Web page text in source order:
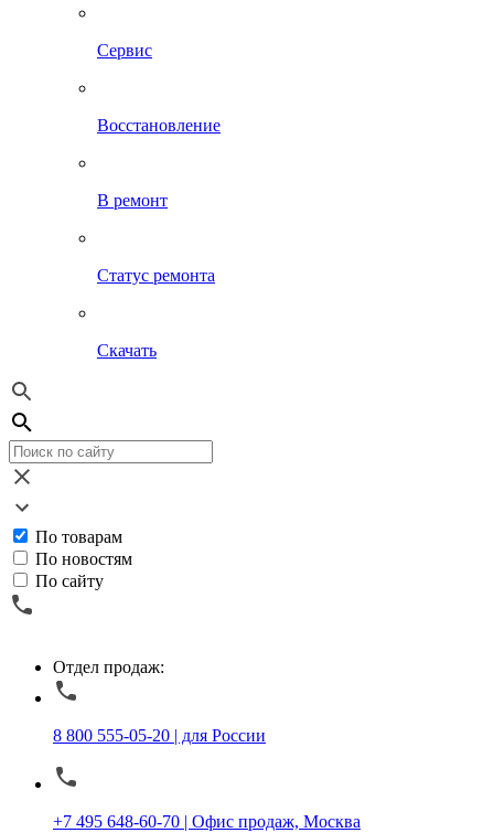
Сервис
Восстановление
В ремонт
Статус ремонта
Скачать
По товарам
По новостям
По сайту
Отдел продаж:
8 800 555-05-20 | для России
+7 495 648-60-70 | Офис продаж, Москва